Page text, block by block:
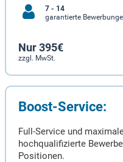
7 - 14
garantierte
Nur 395€
zzgl. MwSt.
Boost-Service:
Full-Service und
hochqualifizierte
Positionen.